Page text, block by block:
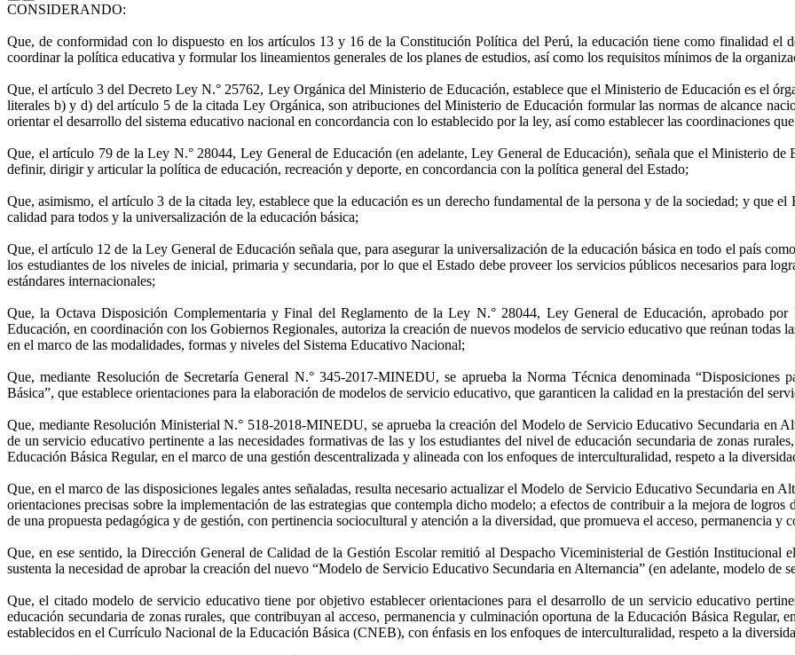
CONSIDERANDO:
Que, de conformidad con lo dispuesto en los artículos 13 y 16 de la Constitución Política del Perú, la educación tiene como finalidad el
coordinar la política educativa y formular los lineamientos generales de los planes de estudios, así como los requisitos mínimos de la
Que, el artículo 3 del Decreto Ley N.° 25762, Ley Orgánica del Ministerio de Educación, establece que el Ministerio de Educación es el
literales b) y d) del artículo 5 de la citada Ley Orgánica, son atribuciones del Ministerio de Educación formular las normas de alcance
orientar el desarrollo del sistema educativo nacional en concordancia con lo establecido por la ley, así como establecer las coordinaciones
Que, el artículo 79 de la Ley N.° 28044, Ley General de Educación (en adelante, Ley General de Educación), señala que el Ministerio
definir, dirigir y articular la política de educación, recreación y deporte, en concordancia con la política general del Estado;
Que, asimismo, el artículo 3 de la citada ley, establece que la educación es un derecho fundamental de la persona y de la sociedad; y que
calidad para todos y la universalización de la educación básica;
Que, el artículo 12 de la Ley General de Educación señala que, para asegurar la universalización de la educación básica en todo el país
los estudiantes de los niveles de inicial, primaria y secundaria, por lo que el Estado debe proveer los servicios públicos necesarios para
estándares internacionales;
Que, la Octava Disposición Complementaria y Final del Reglamento de la Ley N.° 28044, Ley General de Educación, aprobado
Educación, en coordinación con los Gobiernos Regionales, autoriza la creación de nuevos modelos de servicio educativo que reúnan todas
en el marco de las modalidades, formas y niveles del Sistema Educativo Nacional;
Que, mediante Resolución de Secretaría General N.° 345-2017-MINEDU, se aprueba la Norma Técnica denominada
Básica”, que establece orientaciones para la elaboración de modelos de servicio educativo, que garanticen la calidad en la prestación del
Que, mediante Resolución Ministerial N.° 518-2018-MINEDU, se aprueba la creación del Modelo de Servicio Educativo Secundaria en
de un servicio educativo pertinente a las necesidades formativas de las y los estudiantes del nivel de educación secundaria de zonas
Educación Básica Regular, en el marco de una gestión descentralizada y alineada con los enfoques de interculturalidad, respeto a la
Que, en el marco de las disposiciones legales antes señaladas, resulta necesario actualizar el Modelo de Servicio Educativo Secundaria en
orientaciones precisas sobre la implementación de las estrategias que contempla dicho modelo; a efectos de contribuir a la mejora de
de una propuesta pedagógica y de gestión, con pertinencia sociocultural y atención a la diversidad, que promueva el acceso, permanencia
Que, en ese sentido, la Dirección General de Calidad de la Gestión Escolar remitió al Despacho Viceministerial de Gestión
sustenta la necesidad de aprobar la creación del nuevo “Modelo de Servicio Educativo Secundaria en Alternancia” (en adelante, modelo de
Que, el citado modelo de servicio educativo tiene por objetivo establecer orientaciones para el desarrollo de un servicio educativo
educación secundaria de zonas rurales, que contribuyan al acceso, permanencia y culminación oportuna de la Educación Básica Regular,
establecidos en el Currículo Nacional de la Educación Básica (CNEB), con énfasis en los enfoques de interculturalidad, respeto a la